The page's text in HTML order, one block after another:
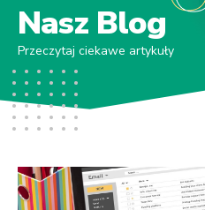
Nasz Blog
Przeczytaj ciekawe artykuły